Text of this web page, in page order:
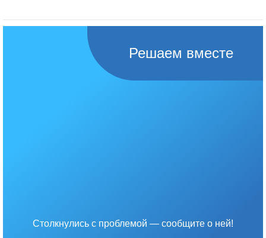
Решаем вместе
Столкнулись с проблемой — сообщите о ней!